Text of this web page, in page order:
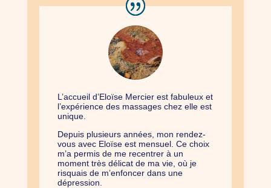
L’accueil d’Eloïse Mercier est fabuleux et
l’expérience des massages chez elle est
unique.
Depuis plusieurs années, mon rendez-
vous avec Eloïse est mensuel. Ce choix
m’a permis de me recentrer à un
moment très délicat de ma vie, où je
risquais de m’enfoncer dans une
dépression.